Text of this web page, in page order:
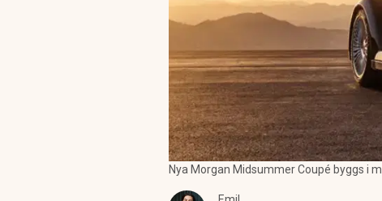
Nya Morgan Midsummer Coupé byggs i